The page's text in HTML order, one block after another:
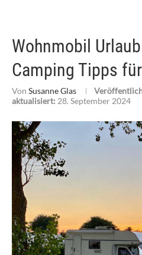
Wohnmobil
Camping Tipps
Von Susanne Glas
aktualisiert: 28. September 2024